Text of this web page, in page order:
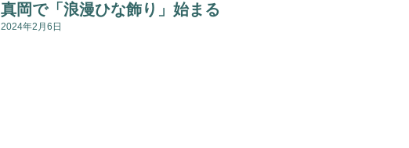
真岡で「浪漫ひな飾り」始まる
2024年2月6日